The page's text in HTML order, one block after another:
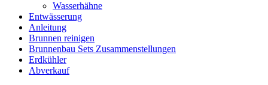
Wasserhähne
Entwässerung
Anleitung
Brunnen reinigen
Brunnenbau Sets Zusammenstellungen
Erdkühler
Abverkauf